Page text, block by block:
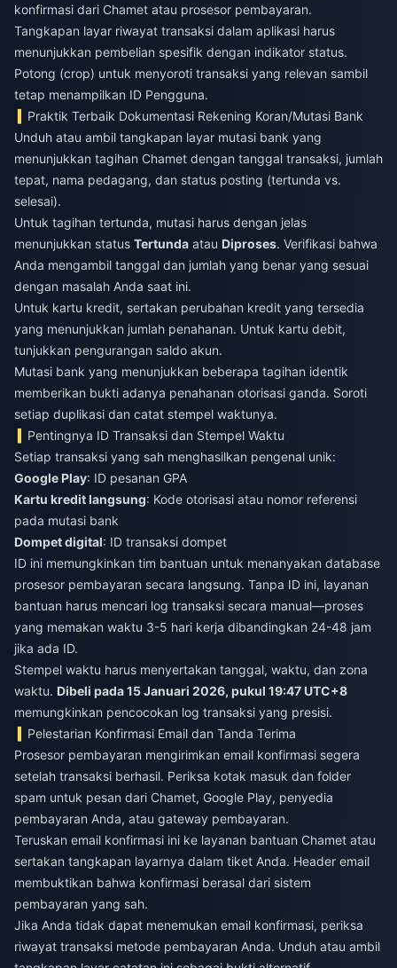
konfirmasi dari Chamet atau prosesor pembayaran.
Tangkapan layar riwayat transaksi dalam aplikasi harus
menunjukkan pembelian spesifik dengan indikator status.
Potong (crop) untuk menyoroti transaksi yang relevan sambil
tetap menampilkan ID Pengguna.
Praktik Terbaik Dokumentasi Rekening Koran/Mutasi Bank
Unduh atau ambil tangkapan layar mutasi bank yang
menunjukkan tagihan Chamet dengan tanggal transaksi, jumlah
tepat, nama pedagang, dan status posting (tertunda vs.
selesai).
Untuk tagihan tertunda, mutasi harus dengan jelas
menunjukkan status Tertunda atau Diproses. Verifikasi bahwa
Anda mengambil tanggal dan jumlah yang benar yang sesuai
dengan masalah Anda saat ini.
Untuk kartu kredit, sertakan perubahan kredit yang tersedia
yang menunjukkan jumlah penahanan. Untuk kartu debit,
tunjukkan pengurangan saldo akun.
Mutasi bank yang menunjukkan beberapa tagihan identik
memberikan bukti adanya penahanan otorisasi ganda. Soroti
setiap duplikasi dan catat stempel waktunya.
Pentingnya ID Transaksi dan Stempel Waktu
Setiap transaksi yang sah menghasilkan pengenal unik:
Google Play: ID pesanan GPA
Kartu kredit langsung: Kode otorisasi atau nomor referensi
pada mutasi bank
Dompet digital: ID transaksi dompet
ID ini memungkinkan tim bantuan untuk menanyakan database
prosesor pembayaran secara langsung. Tanpa ID ini, layanan
bantuan harus mencari log transaksi secara manual—proses
yang memakan waktu 3-5 hari kerja dibandingkan 24-48 jam
jika ada ID.
Stempel waktu harus menyertakan tanggal, waktu, dan zona
waktu. Dibeli pada 15 Januari 2026, pukul 19:47 UTC+8
memungkinkan pencocokan log transaksi yang presisi.
Pelestarian Konfirmasi Email dan Tanda Terima
Prosesor pembayaran mengirimkan email konfirmasi segera
setelah transaksi berhasil. Periksa kotak masuk dan folder
spam untuk pesan dari Chamet, Google Play, penyedia
pembayaran Anda, atau gateway pembayaran.
Teruskan email konfirmasi ini ke layanan bantuan Chamet atau
sertakan tangkapan layarnya dalam tiket Anda. Header email
membuktikan bahwa konfirmasi berasal dari sistem
pembayaran yang sah.
Jika Anda tidak dapat menemukan email konfirmasi, periksa
riwayat transaksi metode pembayaran Anda. Unduh atau ambil